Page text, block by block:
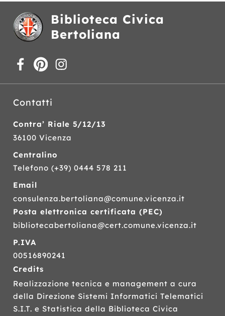
Biblioteca Civica
Bertoliana
Contatti
Contra’ Riale 5/12/13
36100 Vicenza
Centralino
Telefono(+39) 0444 578 211
Email
consulenza.bertoliana@comune.vicenza.it
Posta elettronica certificata (PEC)
bibliotecabertoliana@cert.comune.vicenza.it
P.IVA
00516890241
Credits
Realizzazione tecnica e management a cura
della Direzione Sistemi Informatici Telematici
S.I.T. e Statistica della Biblioteca Civica